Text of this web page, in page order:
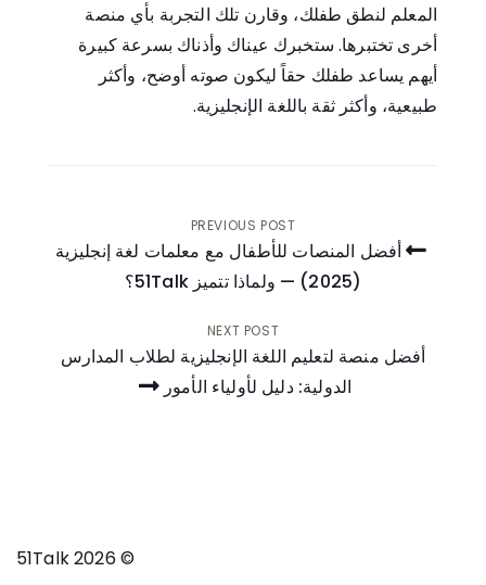
المعلم لنطق طفلك، وقارن تلك التجربة بأي منصة
أخرى تختبرها. ستخبرك عيناك وأذناك بسرعة كبيرة
أيهم يساعد طفلك حقاً ليكون صوته أوضح، وأكثر
طبيعية، وأكثر ثقة باللغة الإنجليزية.
تصفّح
المقالات
PREVIOUS POST
أفضل المنصات للأطفال مع معلمات لغة إنجليزية
(2025) — ولماذا تتميز 51Talk؟
NEXT POST
أفضل منصة لتعليم اللغة الإنجليزية لطلاب المدارس
الدولية: دليل لأولياء الأمور
© 2026 51Talk